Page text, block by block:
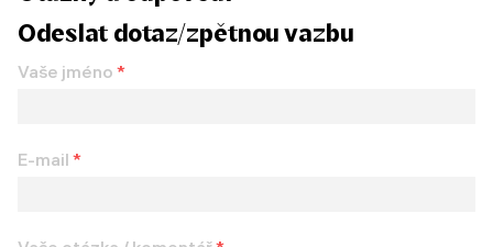
Odeslat dotaz/zpětnou vazbu
Vaše jméno *
E-mail *